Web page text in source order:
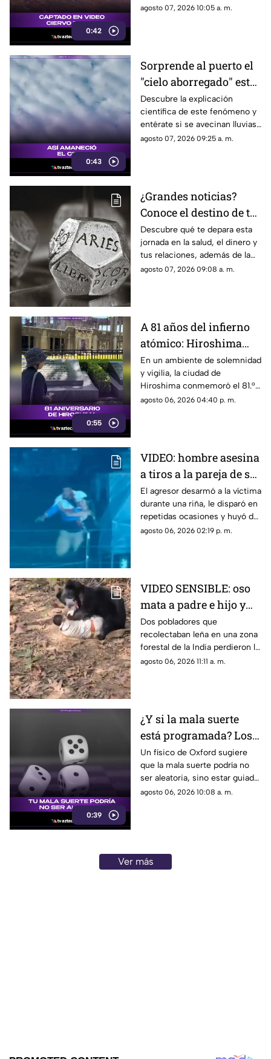
0:42
una malformación congénita.
agosto 07, 2026 10:05 a. m.
0:43
Sorprende al puerto el
"cielo aborregado" este
viernes: ¿Qué nos
espera en el clima?
Descubre la explicación
científica de este fenómeno y
entérate si se avecinan lluvias
o buen tiempo.
agosto 07, 2026 09:25 a. m.
¿Grandes noticias?
Conoce el destino de tu
signo para este viernes
Descubre qué te depara esta
jornada en la salud, el dinero y
tus relaciones, además de la
palabra clave para guiar tus
agosto 07, 2026 09:08 a. m.
0:55
A 81 años del infierno
atómico: Hiroshima
exige a las potencias el
fin de la era nuclear
En un ambiente de solemnidad
y vigilia, la ciudad de
Hiroshima conmemoró el 81.°
aniversario del devastador
agosto 06, 2026 04:40 p. m.
VIDEO: hombre asesina
a tiros a la pareja de su
ex tras pelea en rodeo
El agresor desarmó a la víctima
durante una riña, le disparó en
repetidas ocasiones y huyó de
la escena.
agosto 06, 2026 02:19 p. m.
VIDEO SENSIBLE: oso
mata a padre e hijo y
deja a una persona
herida
Dos pobladores que
recolectaban leña en una zona
forestal de la India perdieron la
vida; un oficial fue reportado
agosto 06, 2026 11:11 a. m.
0:39
¿Y si la mala suerte
está programada? Los
patrones ocultos detrás
del azar
Un físico de Oxford sugiere
que la mala suerte podría no
ser aleatoria, sino estar guiada
por leyes ocultas y fuerzas
agosto 06, 2026 10:08 a. m.
Ver más